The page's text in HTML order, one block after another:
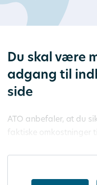
Du skal være
adgang til
side
ATO anbefaler, at du
faktiske omkostninger til